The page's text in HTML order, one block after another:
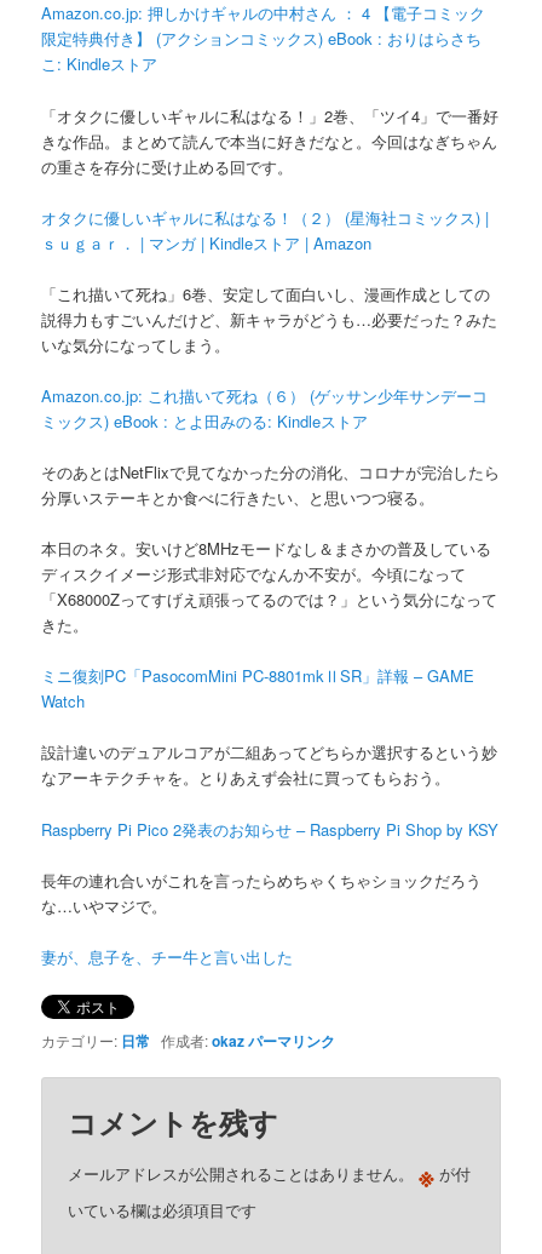
Amazon.co.jp: 押しかけギャルの中村さん ： 4 【電子コミック
限定特典付き】 (アクションコミックス) eBook : おりはらさち
こ: Kindleストア
「オタクに優しいギャルに私はなる！」2巻、「ツイ4」で一番好
きな作品。まとめて読んで本当に好きだなと。今回はなぎちゃん
の重さを存分に受け止める回です。
オタクに優しいギャルに私はなる！（２） (星海社コミックス) |
ｓｕｇａｒ． | マンガ | Kindleストア | Amazon
「これ描いて死ね」6巻、安定して面白いし、漫画作成としての
説得力もすごいんだけど、新キャラがどうも…必要だった？みた
いな気分になってしまう。
Amazon.co.jp: これ描いて死ね（６） (ゲッサン少年サンデーコ
ミックス) eBook : とよ田みのる: Kindleストア
そのあとはNetFlixで見てなかった分の消化、コロナが完治したら
分厚いステーキとか食べに行きたい、と思いつつ寝る。
本日のネタ。安いけど8MHzモードなし＆まさかの普及している
ディスクイメージ形式非対応でなんか不安が。今頃になって
「X68000Zってすげえ頑張ってるのでは？」という気分になって
きた。
ミニ復刻PC「PasocomMini PC-8801mkⅡSR」詳報 – GAME
Watch
設計違いのデュアルコアが二組あってどちらか選択するという妙
なアーキテクチャを。とりあえず会社に買ってもらおう。
Raspberry Pi Pico 2発表のお知らせ – Raspberry Pi Shop by KSY
長年の連れ合いがこれを言ったらめちゃくちゃショックだろう
な…いやマジで。
妻が、息子を、チー牛と言い出した
カテゴリー: 日常 作成者:okazパーマリンク
コメントを残す
メールアドレスが公開されることはありません。 ※ が付
いている欄は必須項目です